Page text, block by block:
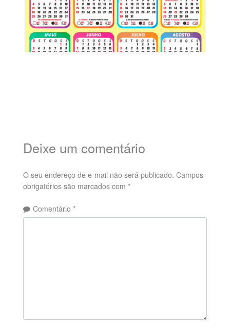
Deixe um comentário
O seu endereço de e-mail não será publicado. Campos
obrigatórios são marcados com *
Comentário *